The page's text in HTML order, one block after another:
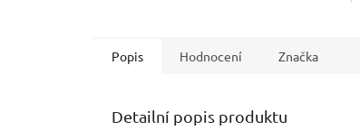
Popis Hodnocení Značka
Detailní popis produktu